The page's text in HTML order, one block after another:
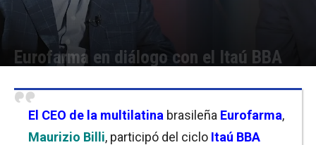
Eurofarma en diálogo con el Itaú BBA
El CEO de la multilatina brasileña Eurofarma,
Maurizio Billi, participó del ciclo Itaú BBA